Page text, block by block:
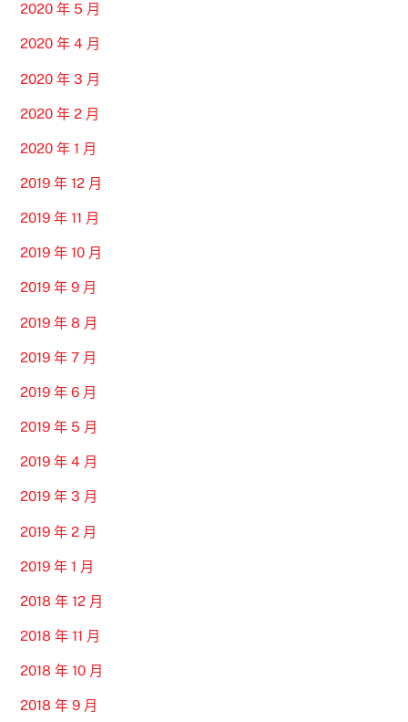
2020 年 5 月
2020 年 4 月
2020 年 3 月
2020 年 2 月
2020 年 1 月
2019 年 12 月
2019 年 11 月
2019 年 10 月
2019 年 9 月
2019 年 8 月
2019 年 7 月
2019 年 6 月
2019 年 5 月
2019 年 4 月
2019 年 3 月
2019 年 2 月
2019 年 1 月
2018 年 12 月
2018 年 11 月
2018 年 10 月
2018 年 9 月